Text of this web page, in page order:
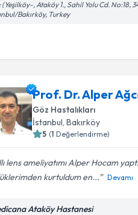
(Yeşilköy-, Ataköy 1., Sahil Yolu Cd. No:18,
Bakırköy, Turkey
Prof. Dr. Alper
Göz Hastalıkları
İstanbul, Bakırköy
5 (1 Değerlendirme)
lens ameliyatımı Alper Hocam
kurtuldum en...
Devamı
Ataköy Hastanesi